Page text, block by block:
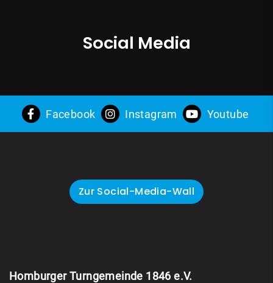
Social Media
Facebook Instagram Youtube
Zur Social-Media-Wall
Homburger Turngemeinde 1846 e.V.